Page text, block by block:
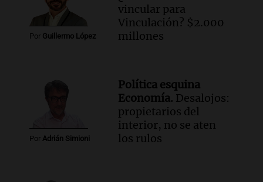
contra el tiempo: necesita un trasplante
para poder seguir viviend
Una mañana para todos
de julio será menor al 2,9% registrado
en CABA
Una mañana para todos
Audio.Altas Cumbres: rescataron a una
Por Guillermo López
vincular para
Vinculación? $2.000
millones
Por Adrián Simioni
Política esquina
Economía. Desalojos:
propietarios del
interior, no se aten
los rulos